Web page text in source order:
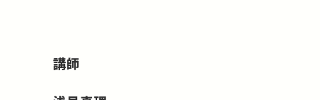
講師